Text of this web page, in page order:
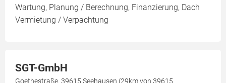
Wartung, Planung / Berechnung, Finanzierung, Dach
Vermietung / Verpachtung
SGT-GmbH
Goethestraße, 39615 Seehausen (29km von 39615